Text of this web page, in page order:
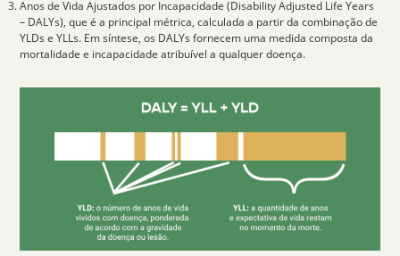
Anos de Vida Ajustados por Incapacidade (Disability Adjusted Life Years
– DALYs) , que é a principal métrica, calculada a partir da combinação de
YLDs e YLLs. Em síntese, os DALYs fornecem uma medida composta da
mortalidade e incapacidade atribuível a qualquer doença.